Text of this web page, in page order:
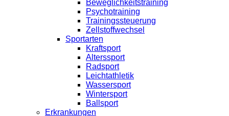
Beweglichkeitstraining
Psychotraining
Trainingssteuerung
Zellstoffwechsel
Sportarten
Kraftsport
Alterssport
Radsport
Leichtathletik
Wassersport
Wintersport
Ballsport
Erkrankungen